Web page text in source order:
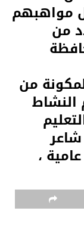
مواهبهم
من
من
،